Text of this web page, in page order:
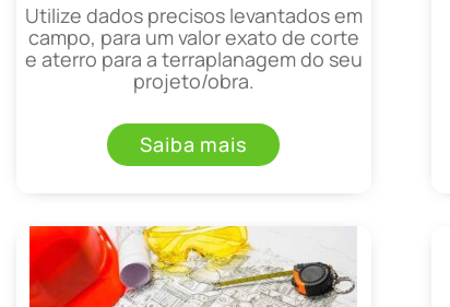
Utilize dados precisos levantados em
campo, para um valor exato de corte
e aterro para a terraplanagem do seu
projeto/obra.
Saiba mais